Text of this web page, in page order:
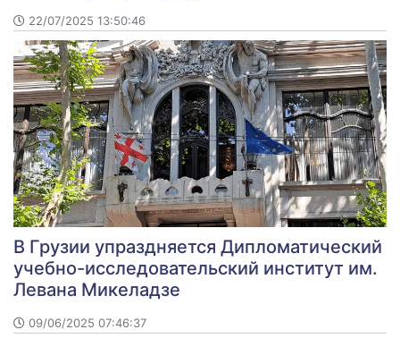
22/07/2025 13:50:46
В Грузии упраздняется Дипломатический
учебно-исследовательский институт им.
Левана Микеладзе
09/06/2025 07:46:37